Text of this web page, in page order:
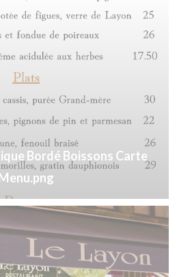
Bordé Boissons Carte